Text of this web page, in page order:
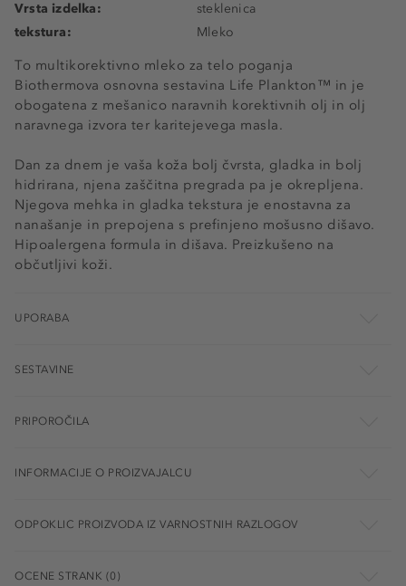
To multikorektivno mleko za telo poganja
Biothermova osnovna sestavina Life Plankton™ in je
obogatena z mešanico naravnih korektivnih olj in olj
naravnega izvora ter karitejevega masla.
Dan za dnem je vaša koža bolj čvrsta, gladka in bolj
hidrirana, njena zaščitna pregrada pa je okrepljena.
Njegova mehka in gladka tekstura je enostavna za
nanašanje in prepojena s prefinjeno mošusno dišavo.
Hipoalergena formula in dišava. Preizkušeno na
občutljivi koži.
Vrsta izdelka:
steklenica
tekstura:
Mleko
UPORABA
SESTAVINE
PRIPOROČILA
INFORMACIJE O PROIZVAJALCU
ODPOKLIC PROIZVODA IZ VARNOSTNIH RAZLOGOV
OCENE STRANK (0)